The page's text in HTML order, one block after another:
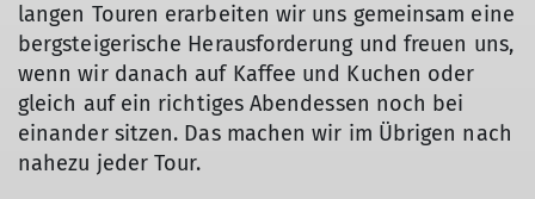
langen Touren erarbeiten wir uns gemeinsam eine
bergsteigerische Herausforderung und freuen uns,
wenn wir danach auf Kaffee und Kuchen oder
gleich auf ein richtiges Abendessen noch bei
einander sitzen. Das machen wir im Übrigen nach
nahezu jeder Tour.